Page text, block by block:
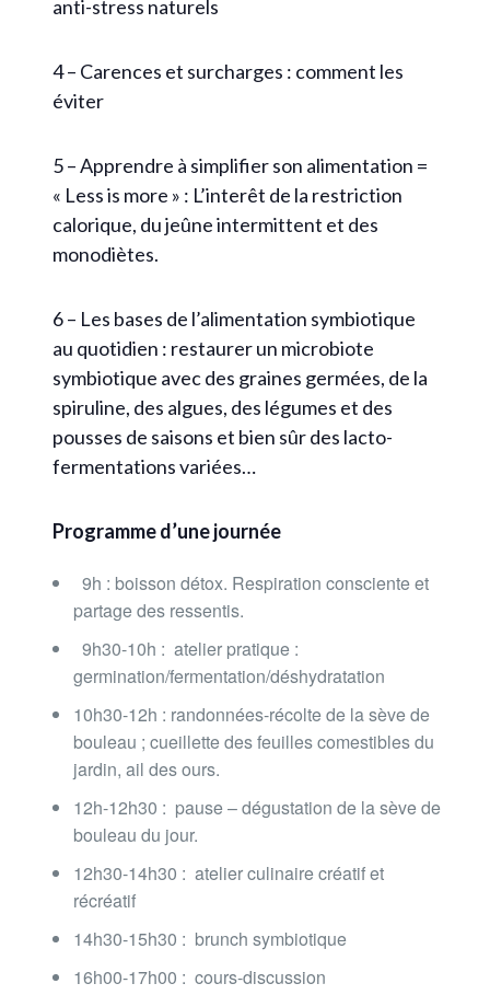
anti-stress naturels
4 – Carences et surcharges : comment les
éviter
5 – Apprendre à simplifier son alimentation =
« Less is more » : L’interêt de la restriction
calorique, du jeûne intermittent et des
monodiètes.
6 – Les bases de l’alimentation symbiotique
au quotidien : restaurer un microbiote
symbiotique avec des graines germées, de la
spiruline, des algues, des légumes et des
pousses de saisons et bien sûr des lacto-
fermentations variées…
Programme d’une journée
9h : boisson détox. Respiration consciente et
partage des ressentis.
9h30-10h : atelier pratique :
germination/fermentation/déshydratation
10h30-12h : randonnées-récolte de la sève de
bouleau ; cueillette des feuilles comestibles du
jardin, ail des ours.
12h-12h30 : pause – dégustation de la sève de
bouleau du jour.
12h30-14h30 : atelier culinaire créatif et
récréatif
14h30-15h30 : brunch symbiotique
16h00-17h00 : cours-discussion